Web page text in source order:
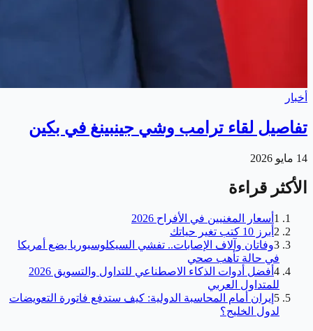
أخبار
تفاصيل لقاء ترامب وشي جينبينغ في بكين
14 مايو 2026
الأكثر قراءة
1 أسعار المغنيين في الأفراح 2026
2 أبرز 10 كتب تغير حياتك
3وفاتان وآلاف الإصابات.. تفشي السيكلوسبوريا يضع أمريكا
في حالة تأهب صحي
4
أفضل أدوات الذكاء الاصطناعي للتداول والتسويق 2026
للمتداول العربي
5 إيران أمام المحاسبة الدولية: كيف ستدفع فاتورة التعويضات
لدول الخليج؟